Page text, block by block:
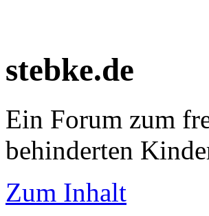
stebke.de
Ein Forum zum
behinderten
Zum Inhalt